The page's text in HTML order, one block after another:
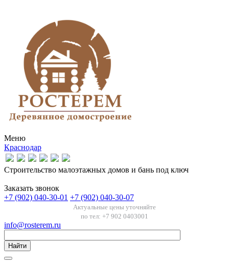
Меню
Краснодар
Строительство малоэтажных домов и бань под ключ
Заказать звонок
+7 (902) 040-30-01 +7 (902) 040-30-07
Актуальные цены уточняйте
по тел: +7 902 0403001
info@rosterem.ru
Найти